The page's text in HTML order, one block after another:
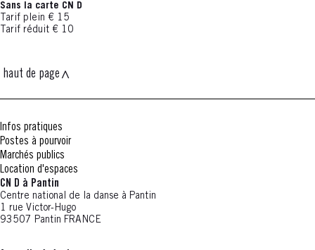
Sans la carte CN D
Tarif plein € 15
Tarif réduit € 10
haut de page
Infos pratiques
Postes à pourvoir
Marchés publics
Location d'espaces
CN D à Pantin
Centre national de la danse à Pantin
1 rue Victor-Hugo
93507 Pantin FRANCE